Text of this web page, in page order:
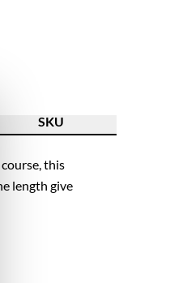
SKU
this
length give